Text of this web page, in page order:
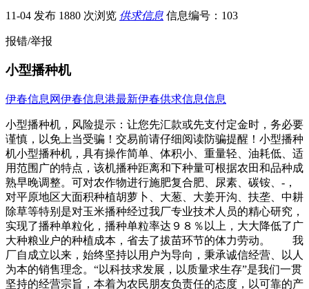
11-04 发布 1880 次浏览 供求信息 信息编号：103
报错/举报
小型播种机
伊春信息网伊春信息港最新伊春供求信息信息
小型播种机，风险提示：让您先汇款或先支付定金时，务必要
谨慎，以免上当受骗！交易前请仔细阅读防骗提醒！小型播种
机小型播种机，具有操作简单、体积小、重量轻、油耗低、适
用范围广的特点，该机播种距离和下种量可根据农田和品种成
熟早晚调整。可对农作物进行施肥复合肥、尿素、碳铵、-，
对平原地区大面积种植胡萝卜、大葱、大姜开沟、扶垄、中耕
除草等特别是对玉米播种经过我厂专业技术人员的精心研究，
实现了播种单粒化，播种单粒率达９８％以上，大大降低了广
大种粮业户的种植成本，省去了拔苗环节的体力劳动。 我
厂自成立以来，始终坚持以用户为导向，秉承诚信经营、以人
为本的销售理念。“以科技求发展，以质量求生存”是我们一贯
坚持的经营宗旨，本着为农民朋友负责任的态度，以可靠的产